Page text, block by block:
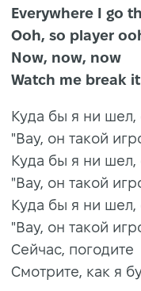
Everywhere I go
Ooh, so player
Now, now, now
Watch me break
Куда бы я ни шел,
"Вау, он такой
Куда бы я ни шел,
"Вау, он такой
Куда бы я ни шел,
"Вау, он такой
Сейчас, погодите
Смотрите, как я